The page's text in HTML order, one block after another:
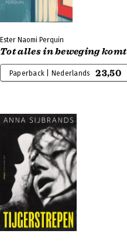
Ester Naomi Perquin
Tot alles in beweging komt
Paperback | Nederlands 23,50